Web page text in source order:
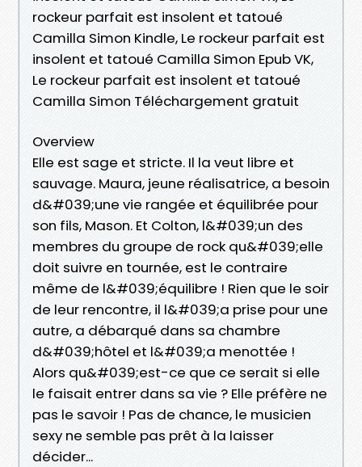
rockeur parfait est insolent et tatoué
Camilla Simon Kindle, Le rockeur parfait est
insolent et tatoué Camilla Simon Epub VK,
Le rockeur parfait est insolent et tatoué
Camilla Simon Téléchargement gratuit
Overview
Elle est sage et stricte. Il la veut libre et
sauvage. Maura, jeune réalisatrice, a besoin
d&#039;une vie rangée et équilibrée pour
son fils, Mason. Et Colton, l&#039;un des
membres du groupe de rock qu&#039;elle
doit suivre en tournée, est le contraire
même de l&#039;équilibre ! Rien que le soir
de leur rencontre, il l&#039;a prise pour une
autre, a débarqué dans sa chambre
d&#039;hôtel et l&#039;a menottée !
Alors qu&#039;est-ce que ce serait si elle
le faisait entrer dans sa vie ? Elle préfère ne
pas le savoir ! Pas de chance, le musicien
sexy ne semble pas prêt à la laisser
décider...